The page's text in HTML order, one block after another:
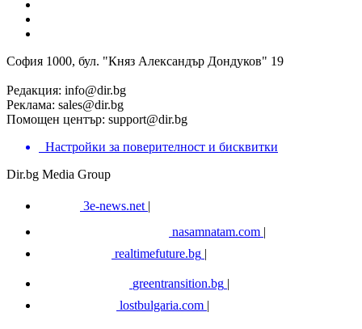
София 1000, бул. "Княз Александър Дондуков" 19
Редакция: info@dir.bg
Реклама: sales@dir.bg
Помощен център: support@dir.bg
Настройки за поверителност и бисквитки
Dir.bg Media Group
3e-news.net |
nasamnatam.com |
realtimefuture.bg |
greentransition.bg |
lostbulgaria.com |